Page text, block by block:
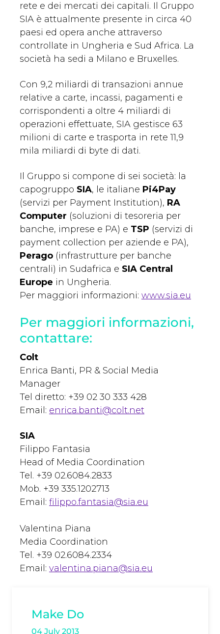
rete e dei mercati dei capitali. Il Gruppo
SIA è attualmente presente in circa 40
paesi ed opera anche attraverso
controllate in Ungheria e Sud Africa. La
società ha sedi a Milano e Bruxelles.
Con 9,2 miliardi di transazioni annue
relative a carte, incassi, pagamenti e
corrispondenti a oltre 4 miliardi di
operazioni effettuate, SIA gestisce 63
milioni di carte e trasporta in rete 11,9
mila miliardi di byte di dati.
Il Gruppo si compone di sei società: la
capogruppo SIA, le italiane Pi4Pay
(servizi per Payment Institution), RA
Computer (soluzioni di tesoreria per
banche, imprese e PA) e TSP (servizi di
payment collection per aziende e PA),
Perago (infrastrutture per banche
centrali) in Sudafrica e SIA Central
Europe in Ungheria.
Per maggiori informazioni: www.sia.eu
Per maggiori informazioni,
contattare:
Colt
Enrica Banti, PR & Social Media
Manager
Tel diretto: +39 02 30 333 428
Email: enrica.banti@colt.net
SIA
Filippo Fantasia
Head of Media Coordination
Tel. +39 02.6084.2833
Mob. +39 335.1202713
Email: filippo.fantasia@sia.eu
Valentina Piana
Media Coordination
Tel. +39 02.6084.2334
Email: valentina.piana@sia.eu
Make Do
04 July 2013